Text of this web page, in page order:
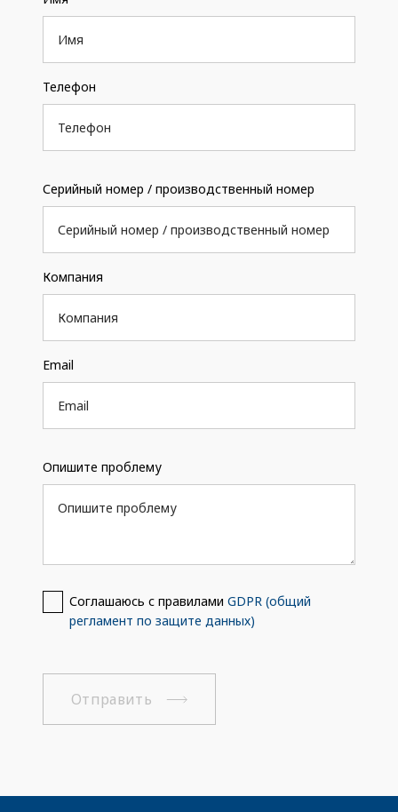
Телефон
Серийный номер / производственный номер
Компания
Email
Опишите проблему
Соглашаюсь с правилами GDPR (общий
регламент по защите данных)
Отправить